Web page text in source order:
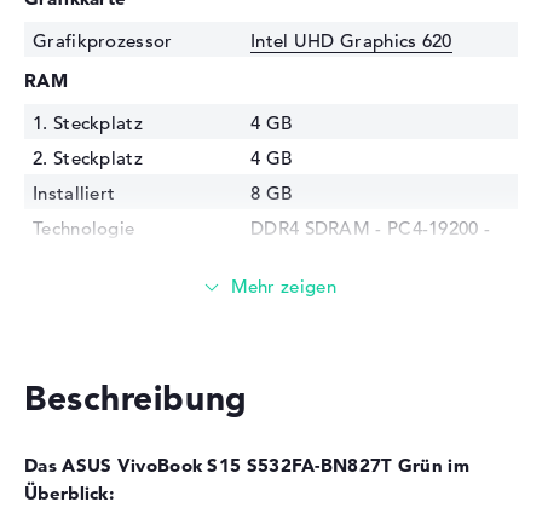
Grafikprozessor
Intel UHD Graphics 620
RAM
1. Steckplatz
4 GB
2. Steckplatz
4 GB
Installiert
8 GB
Technologie
DDR4 SDRAM - PC4-19200 -
Optische Speicher
Laufwerks-Typ
ohne Laufwerk
Display
Beschreibung
Das ASUS VivoBook S15 S532FA-BN827T Grün im
Überblick: